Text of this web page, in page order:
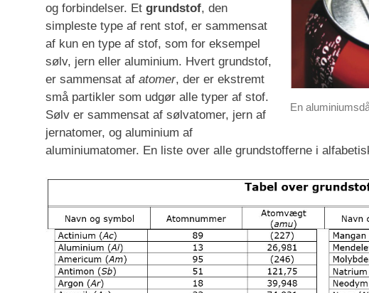
En
og forbindelser. Et grundstof, den
simpleste type af rent stof, er sammensat
af kun en type af stof, som for eksempel
sølv, jern eller aluminium. Hvert grundstof,
er sammensat af atomer, der er ekstremt
små partikler som udgør alle typer af stof.
Sølv er sammensat af sølvatomer, jern af
jernatomer, og aluminium af
aluminiumatomer. En liste over alle grundstofferne i